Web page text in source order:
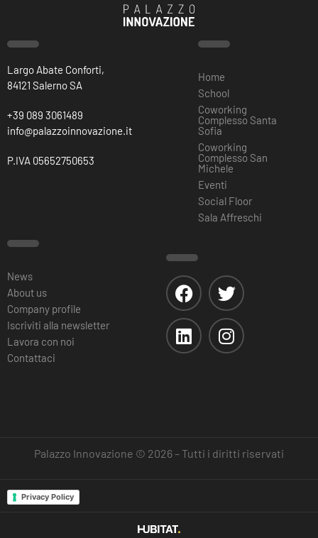
Largo Abate Conforti,
84121 Salerno SA
+39 089 3061489
info@palazzoinnovazione.it
P.IVA 05652750653
Home
School
Coworking
Complesso Santa
Sofia
Coworking
Complesso San
Michele
Eventi
Social Floor
Sala Affreschi
News
About us
Company profile
Iscriviti alla newsletter
Lavora con noi
Contattaci
Palazzo Innovazione © 2026 – Tutti i diritti riservati
Privacy Policy